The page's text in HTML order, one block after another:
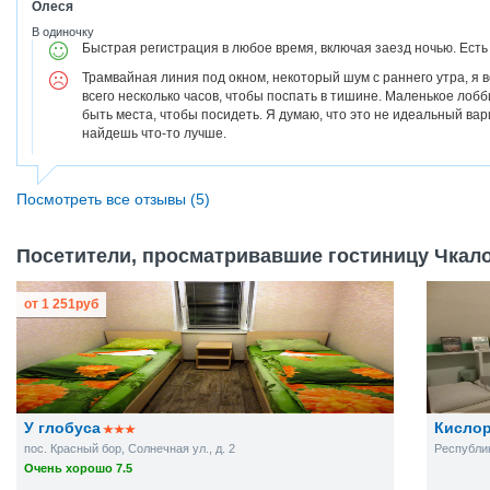
Олеся
В одиночку
Быстрая регистрация в любое время, включая заезд ночью.
Трамвайная линия под окном, некоторый шум с раннего утра, я
всего несколько часов, чтобы поспать в тишине. Маленькое
быть места, чтобы посидеть. Я думаю, что это не идеальный
найдешь что-то лучше.
Посмотреть все отзывы (5)
Посетители, просматривавшие гостиницу
У глобуса
пос. Красный бор, Солнечная ул., д. 2
Очень хорошо 7.5
от 1 251руб